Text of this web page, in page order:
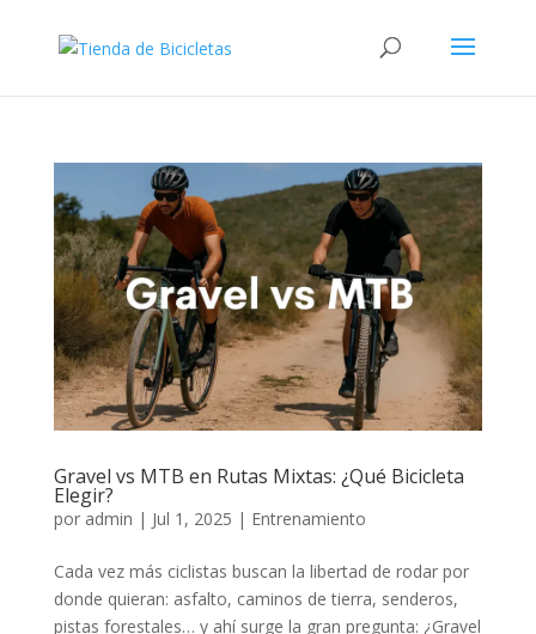
Gravel vs MTB en Rutas Mixtas: ¿Qué Bicicleta
Elegir?
por admin | Jul 1, 2025 | Entrenamiento
Cada vez más ciclistas buscan la libertad de rodar por
donde quieran: asfalto, caminos de tierra, senderos,
pistas forestales… y ahí surge la gran pregunta: ¿Gravel